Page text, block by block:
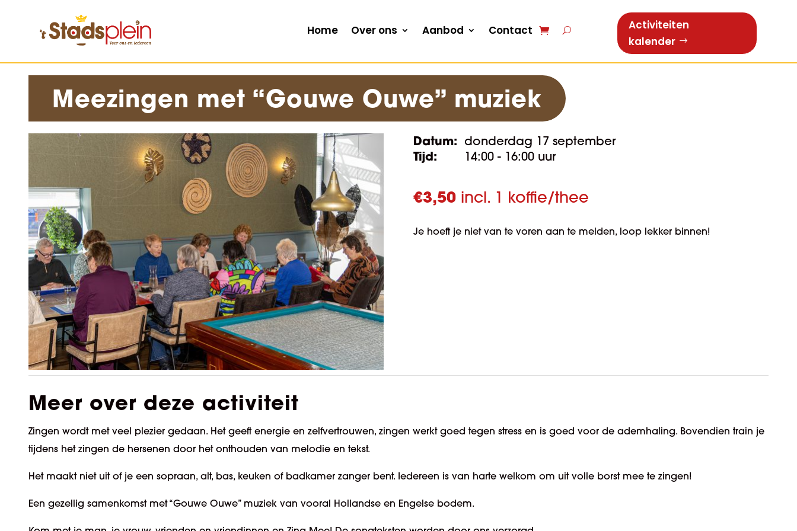
Home Over ons Aanbod Contact
Activiteiten
kalender
Meezingen met “Gouwe Ouwe” muziek
Datum: donderdag 17 september
Tijd: 14:00 - 16:00 uur
€3,50incl. 1 koffie/thee
Je hoeft je niet van te voren aan te melden, loop lekker binnen!
Meer over deze activiteit
Zingen wordt met veel plezier gedaan. Het geeft energie en zelfvertrouwen, zingen werkt goed tegen stress en is goed voor de ademhaling. Bovendien train je
tijdens het zingen de hersenen door het onthouden van melodie en tekst.
Het maakt niet uit of je een sopraan, alt, bas, keuken of badkamer zanger bent. Iedereen is van harte welkom om uit volle borst mee te zingen!
Een gezellig samenkomst met “Gouwe Ouwe” muziek van vooral Hollandse en Engelse bodem.